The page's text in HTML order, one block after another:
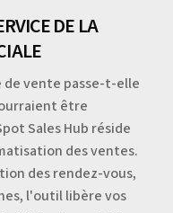
DE LA
de vente passe-t-elle
être
Sales Hub réside
des ventes.
des rendez-vous,
l'outil libère vos